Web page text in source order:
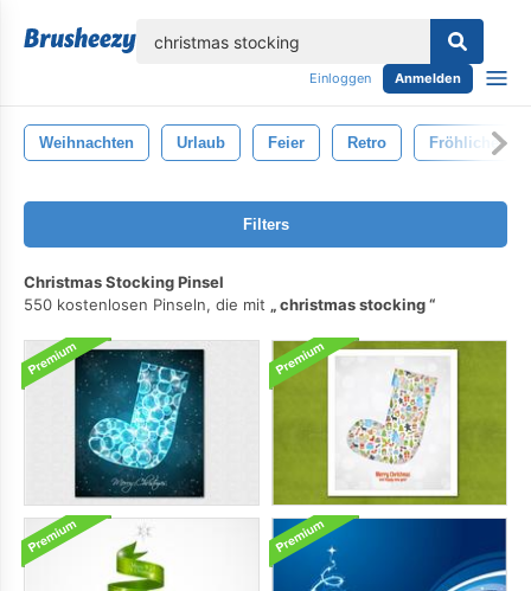
Einloggen Anmelden
Weihnachten Urlaub Feier Retro Fröhliche
Filters
Christmas Stocking Pinsel
550 kostenlosen Pinseln, die mit
christmas stocking